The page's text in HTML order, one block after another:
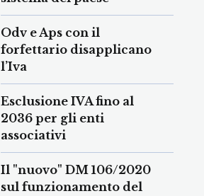
Odv e Aps con il
forfettario disapplicano
l’Iva
Esclusione IVA fino al
2036 per gli enti
associativi
Il "nuovo" DM 106/2020
sul funzionamento del